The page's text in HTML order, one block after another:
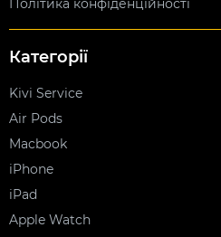
Політика конфіденційності
Категорії
Kivi Service
Air Pods
Macbook
iPhone
iPad
Apple Watch